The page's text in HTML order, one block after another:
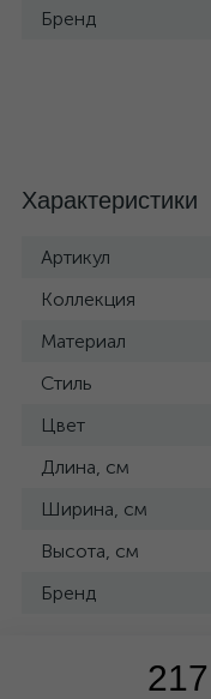
Бренд
Характеристики
Артикул
Коллекция
Материал
Стиль
Цвет
Длина, см
Ширина, см
Высота, см
Бренд